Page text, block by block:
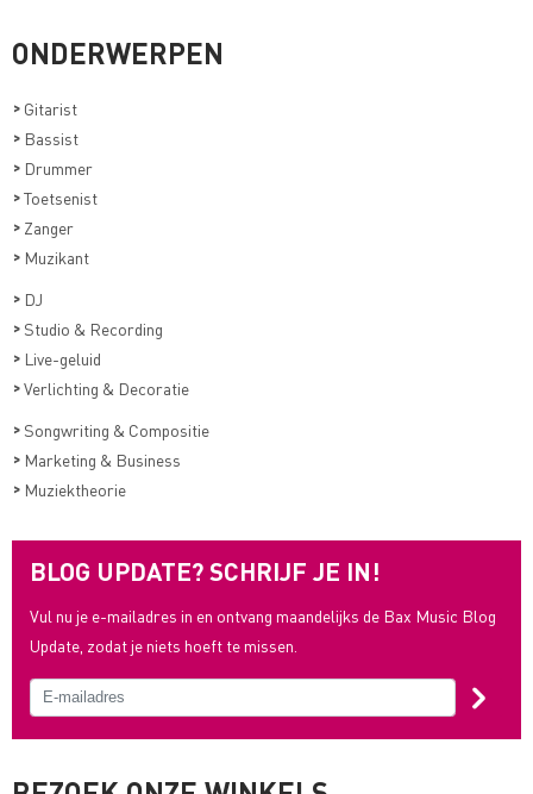
ONDERWERPEN
> Gitarist
> Bassist
> Drummer
>Toetsenist
> Zanger
> Muzikant
> DJ
> Studio & Recording
> Live-geluid
>Verlichting & Decoratie
> Songwriting & Compositie
> Marketing & Business
> Muziektheorie
BLOG UPDATE? SCHRIJF JE IN!
Vul nu je e-mailadres in en ontvang maandelijks de Bax Music Blog
Update, zodat je niets hoeft te missen.